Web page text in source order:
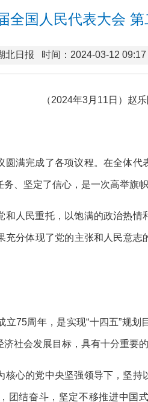
全国人民代表大会
北日报 时间：2024-03-12 09:17
（2024年3月11日）赵
圆满完成了各项议程。在全体
务、坚定了信心，是一次高举旗
和人民重托，以饱满的政治热
充分体现了党的主张和人民意
立75周年，是实现“十四五”规
社会发展目标，具有十分重要
核心的党中央坚强领导下，坚
团结奋斗，坚定不移推进中国